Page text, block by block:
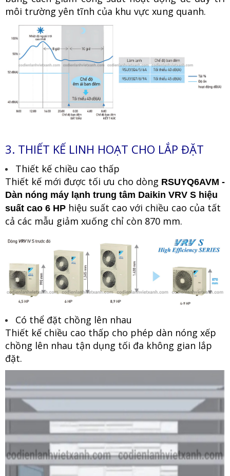
môi trường yên tĩnh của khu vực xung quanh.
3. THIẾT KẾ LINH HOẠT CHO LẮP ĐẶT
Thiết kế chiều cao thấp
Thiết kế mới được tối ưu cho dòng RSUYQ6AVM -
Dàn nóng máy lạnh trung tâm Daikin VRV S hiệu
suất cao 6 HP hiệu suất cao với chiều cao của tất
cả các mẫu giảm xuống chỉ còn 870 mm.
Có thể đặt chồng lên nhau
Thiết kế chiều cao thấp cho phép dàn nóng xếp
chồng lên nhau tận dụng tối đa không gian lắp
đặt.